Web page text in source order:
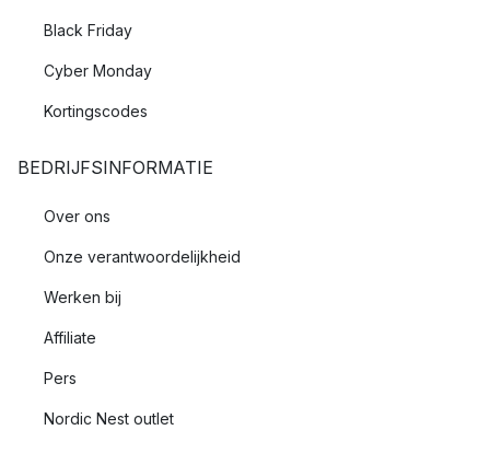
Black Friday
Cyber Monday
Kortingscodes
BEDRIJFSINFORMATIE
Over ons
Onze verantwoordelijkheid
Werken bij
Affiliate
Pers
Nordic Nest outlet